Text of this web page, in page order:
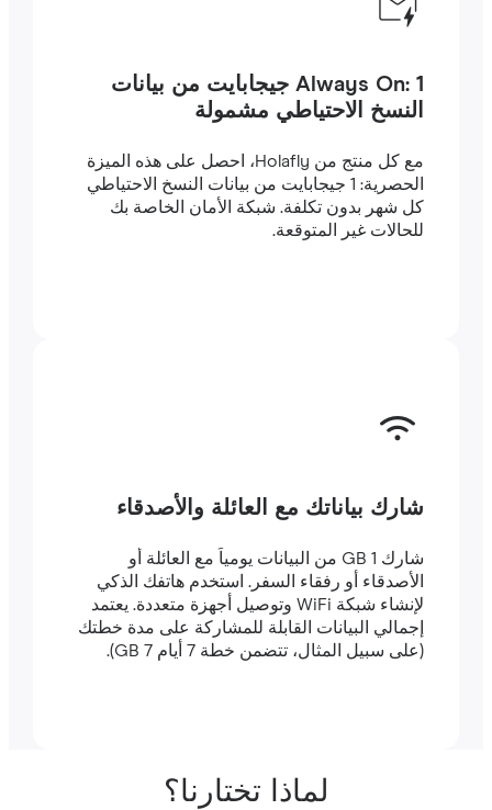
Always On: 1 جيجابايت من بيانات
النسخ الاحتياطي مشمولة
مع كل منتج من Holafly، احصل على هذه الميزة
الحصرية: 1 جيجابايت من بيانات النسخ الاحتياطي
كل شهر بدون تكلفة. شبكة الأمان الخاصة بك
للحالات غير المتوقعة.
شارك بياناتك مع العائلة والأصدقاء
شارك 1 GB من البيانات يومياً مع العائلة أو
الأصدقاء أو رفقاء السفر. استخدم هاتفك الذكي
لإنشاء شبكة WiFi وتوصيل أجهزة متعددة. يعتمد
إجمالي البيانات القابلة للمشاركة على مدة خطتك
(على سبيل المثال، تتضمن خطة 7 أيام 7 GB).
لماذا تختارنا؟